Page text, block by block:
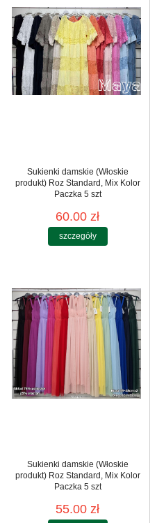
Sukienki damskie (Włoskie
produkt) Roz Standard, Mix Kolor
Paczka 5 szt
60.00 zł
szczegóły
Sukienki damskie (Włoskie
produkt) Roz Standard, Mix Kolor
Paczka 5 szt
55.00 zł